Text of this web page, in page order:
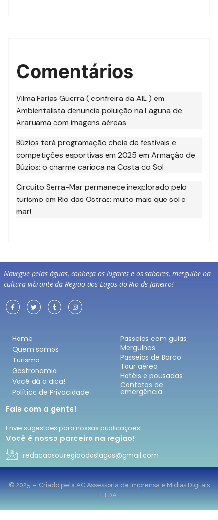
Comentários
Vilma Farias Guerra ( confreira da AIL ) em
Ambientalista denuncia poluição na Laguna de
Araruama com imagens aéreas
Búzios terá programação cheia de festivais e
competições esportivas em 2025 emArmação de
Búzios: o charme carioca na Costa do Sol
Circuito Serra-Mar permanece inexplorado pelo
turismo emRio das Ostras: muito mais que sol e
mar!
Navegue pelas águas, conheça os lugares e os sabores, mergulhe na
cultura vibrante da Região dos Lagos do Rio de Janeiro!
Home
Quem somos
Turismo
Gastronomia
Você dá a dica!
Política de Privacidade
Passeios com guias
Mergulhos
Passeios de Barco
Tour aéreo
Hotéis e pousadas
Contatos de
emergência
Fale com a gente!
Envie sugestões para nossas publicações
Você é nosso parceiro na regiao!
redacaosouregiaodoslagos@gmail.com
© 2025 – Criado pela AC Assessoria de Imprensa e Midias Digitais
LTDA.